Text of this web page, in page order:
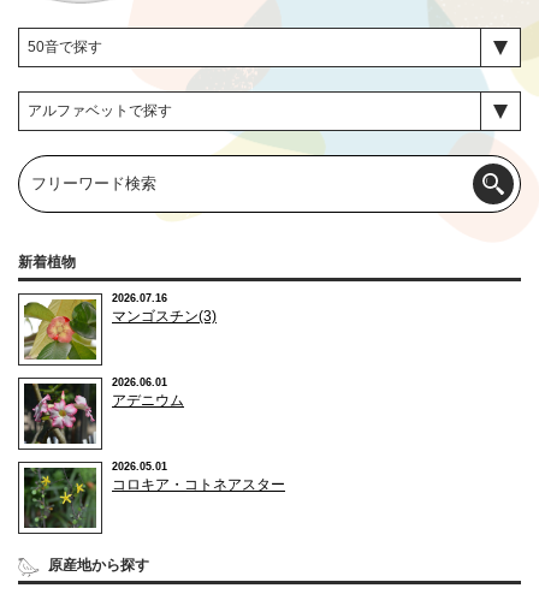
新着植物
2026.07.16
マンゴスチン(3)
2026.06.01
アデニウム
2026.05.01
コロキア・コトネアスター
原産地から探す